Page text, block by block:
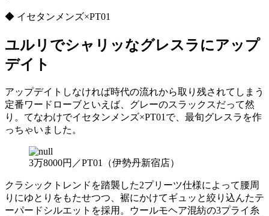
◆ イセタンメンズ×PT01
ユルリでシャリッなグレスラにアップ
デイト
アップデイトしなければ時代の流れから取り残されてしまう
定番ワードローブといえば、グレーのスラックスだって然
り。てなわけでイセタンメンズ×PT01で、最旬グレスラを作
っちゃいました。
3万8000円／PT01（伊勢丹新宿店）
クラシックトレンドを踏襲した2プリーツ仕様によって腰周
りにゆとりをもたせつつ、裾にかけてギュッと絞り込んたテ
ーパードシルエットを採用。ウールモヘア混紡の3プライ糸